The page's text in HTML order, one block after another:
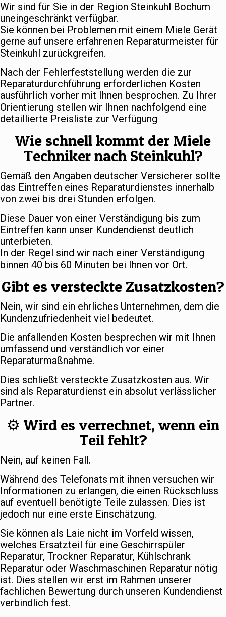
Wir sind für Sie in der Region Steinkuhl Bochum
uneingeschränkt verfügbar.
Sie können bei Problemen mit einem Miele Gerät
gerne auf unsere erfahrenen Reparaturmeister für
Steinkuhl zurückgreifen.
Nach der Fehlerfeststellung werden die zur
Reparaturdurchführung erforderlichen Kosten
ausführlich vorher mit Ihnen besprochen. Zu Ihrer
Orientierung stellen wir Ihnen nachfolgend eine
detaillierte Preisliste zur Verfügung
Wie schnell kommt der Miele
Techniker nach Steinkuhl?
Gemäß den Angaben deutscher Versicherer sollte
das Eintreffen eines Reparaturdienstes innerhalb
von zwei bis drei Stunden erfolgen.
Diese Dauer von einer Verständigung bis zum
Eintreffen kann unser Kundendienst deutlich
unterbieten.
In der Regel sind wir nach einer Verständigung
binnen 40 bis 60 Minuten bei Ihnen vor Ort.
Gibt es versteckte Zusatzkosten?
Nein, wir sind ein ehrliches Unternehmen, dem die
Kundenzufriedenheit viel bedeutet.
Die anfallenden Kosten besprechen wir mit Ihnen
umfassend und verständlich vor einer
Reparaturmaßnahme.
Dies schließt versteckte Zusatzkosten aus. Wir
sind als Reparaturdienst ein absolut verlässlicher
Partner.
⚙️ Wird es verrechnet, wenn ein
Teil fehlt?
Nein, auf keinen Fall.
Während des Telefonats mit ihnen versuchen wir
Informationen zu erlangen, die einen Rückschluss
auf eventuell benötigte Teile zulassen. Dies ist
jedoch nur eine erste Einschätzung.
Sie können als Laie nicht im Vorfeld wissen,
welches Ersatzteil für eine Geschirrspüler
Reparatur, Trockner Reparatur, Kühlschrank
Reparatur oder Waschmaschinen Reparatur nötig
ist. Dies stellen wir erst im Rahmen unserer
fachlichen Bewertung durch unseren Kundendienst
verbindlich fest.